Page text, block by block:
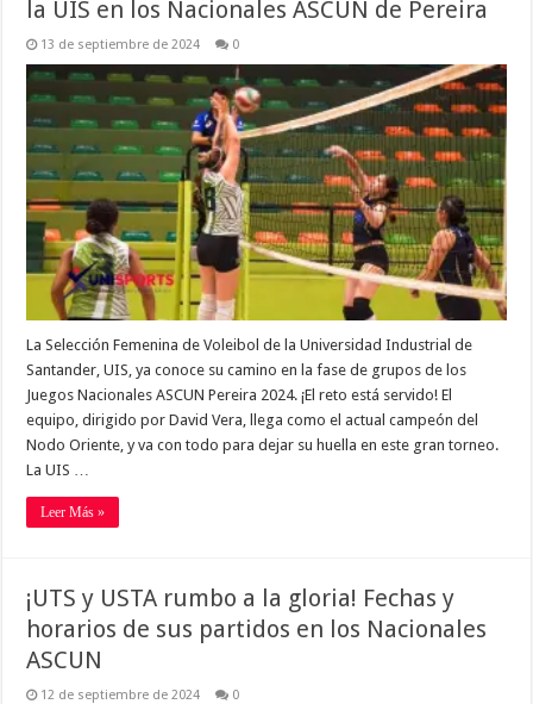
la UIS en los Nacionales ASCUN de Pereira
13 de septiembre de 2024 0
La Selección Femenina de Voleibol de la Universidad Industrial de
Santander, UIS, ya conoce su camino en la fase de grupos de los
Juegos Nacionales ASCUN Pereira 2024. ¡El reto está servido! El
equipo, dirigido por David Vera, llega como el actual campeón del
Nodo Oriente, y va con todo para dejar su huella en este gran torneo.
La UIS …
Leer Más »
¡UTS y USTA rumbo a la gloria! Fechas y
horarios de sus partidos en los Nacionales
ASCUN
12 de septiembre de 2024 0